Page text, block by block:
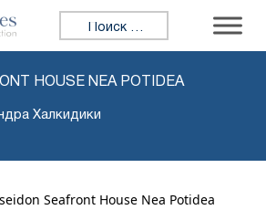
Искать:
HOUSE NEA POTIDEA
Халкидики
Seafront House Nea Potidea